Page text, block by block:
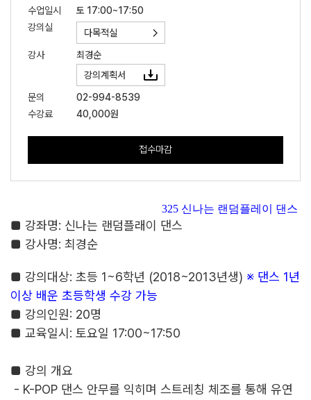
수업일시
토 17:00~17:50
강의실
다목적실
강사
최경순
강의계획서
문의
02-994-8539
수강료
40,000원
접수마감
325 신나는 랜덤플레이 댄스
■ 강좌명: 신나는 랜덤플래이 댄스
■ 강사명: 최경순
■ 강의대상: 초등 1~6학년 (2018~2013년생) ※ 댄스 1년
이상 배운 초등학생 수강 가능
■ 강의인원: 20명
■ 교육일시 : 토요일 17:00~17:50
■ 강의 개요
- K-POP 댄스 안무를 익히며 스트레칭 체조를 통해 유연